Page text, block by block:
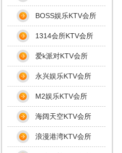
BOSS娱乐KTV会所
1314会所KTV会所
爱k派对KTV会所
永兴娱乐KTV会所
M2娱乐KTV会所
海阔天空KTV会所
浪漫港湾KTV会所